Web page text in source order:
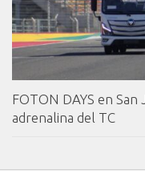
FOTON DAYS en
adrenalina del TC